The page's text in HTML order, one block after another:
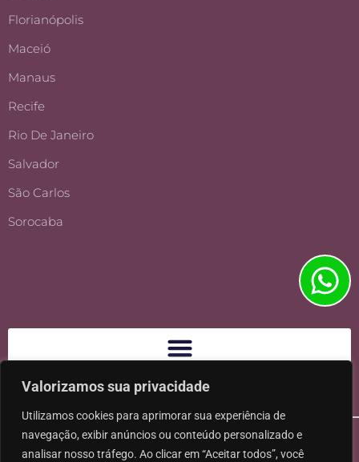
Valorizamos sua privacidade
Utilizamos cookies para aprimorar sua experiência de
navegação, exibir anúncios ou conteúdo personalizado e
analisar nosso tráfego. Ao clicar em “Aceitar todos”, você
Florianópolis
Maceió
Manaus
Recife
Rio De Janeiro
Salvador
São Carlos
Sorocaba